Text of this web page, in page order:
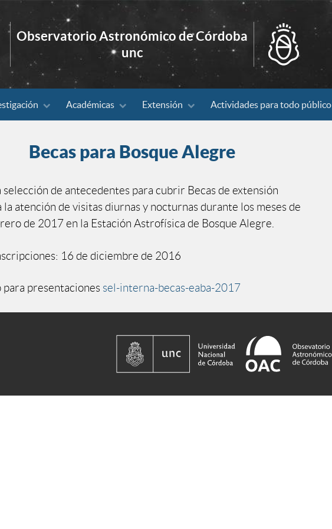
Observatorio Astronómico de Córdoba
unc
Académicas Extensión Actividades para todo público
Becas para Bosque Alegre
selección de antecedentes para cubrir Becas de extensión
la atención de visitas diurnas y nocturnas durante los meses de
de 2017 en la Estación Astrofísica de Bosque Alegre.
16 de diciembre de 2016
para presentaciones sel-interna-becas-eaba-2017